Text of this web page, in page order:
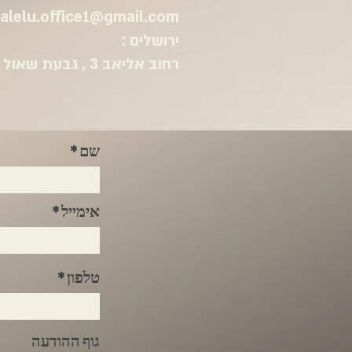
m
​​​ירושלים :
רחוב אליאב 3 , גבעת שאול
שם
אימייל
טלפון
גוף ההודעה